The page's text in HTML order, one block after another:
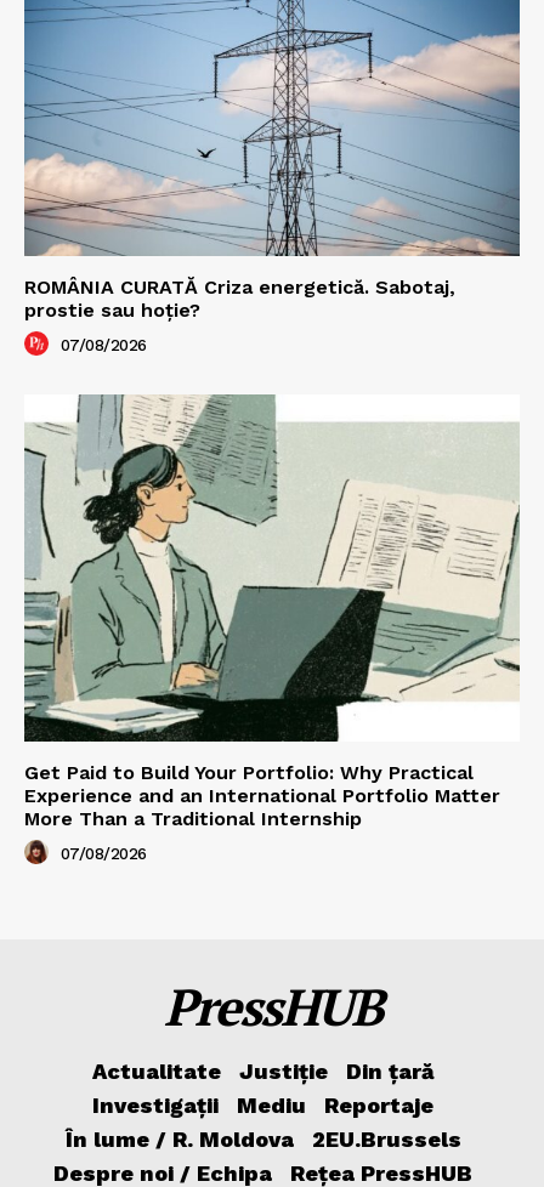
ROMÂNIA CURATĂ Criza energetică. Sabotaj,
prostie sau hoție?
07/08/2026
Get Paid to Build Your Portfolio: Why Practical
Experience and an International Portfolio Matter
More Than a Traditional Internship
07/08/2026
PressHUB
Actualitate Justiție
Din țară
Investigații
Mediu
Reportaje
În lume / R. Moldova
2EU.Brussels
Despre noi / Echipa
Rețea PressHUB